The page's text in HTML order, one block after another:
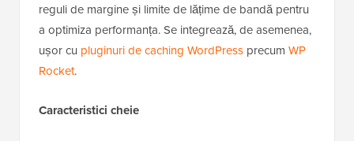
reguli de margine și limite de lățime de bandă pentru
a optimiza performanța. Se integrează, de asemenea,
ușor cu pluginuri de caching WordPress precum WP
Rocket.
Caracteristici cheie